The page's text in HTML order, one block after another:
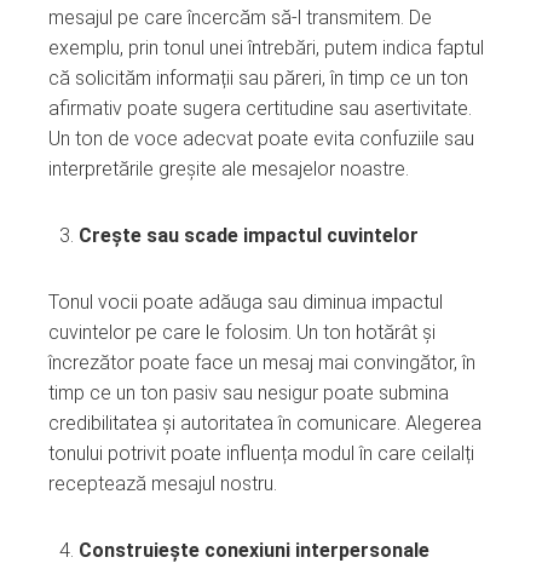
mesajul pe care încercăm să-l transmitem. De
exemplu, prin tonul unei întrebări, putem indica faptul
că solicităm informații sau păreri, în timp ce un ton
afirmativ poate sugera certitudine sau asertivitate.
Un ton de voce adecvat poate evita confuziile sau
interpretările greșite ale mesajelor noastre.
Crește sau scade impactul cuvintelor
Tonul vocii poate adăuga sau diminua impactul
cuvintelor pe care le folosim. Un ton hotărât și
încrezător poate face un mesaj mai convingător, în
timp ce un ton pasiv sau nesigur poate submina
credibilitatea și autoritatea în comunicare. Alegerea
tonului potrivit poate influența modul în care ceilalți
receptează mesajul nostru.
Construiește conexiuni interpersonale